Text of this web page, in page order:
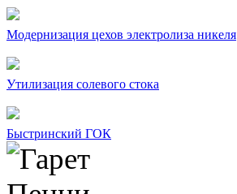
Модернизация цехов электролиза никеля
Утилизация солевого стока
Быстринский ГОК